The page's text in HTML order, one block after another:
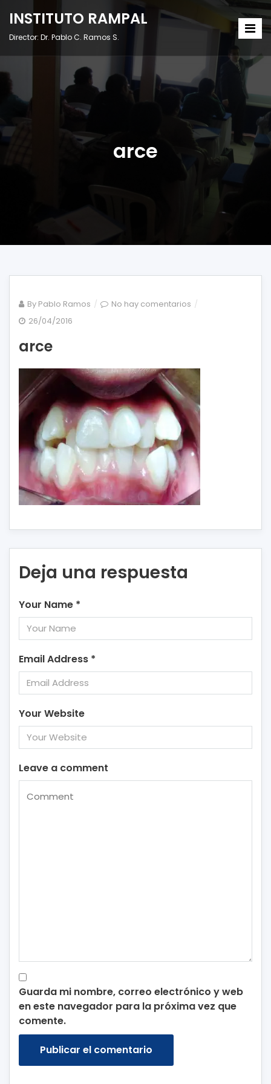
INSTITUTO RAMPAL
Director: Dr. Pablo C. Ramos S.
arce
By Pablo Ramos No hay comentarios en
26/04/2016
arce
Deja una respuesta
Your Name *
Email Address *
Your Website
Leave a comment
Guarda mi nombre, correo electrónico y web
en este navegador para la próxima vez que
comente.